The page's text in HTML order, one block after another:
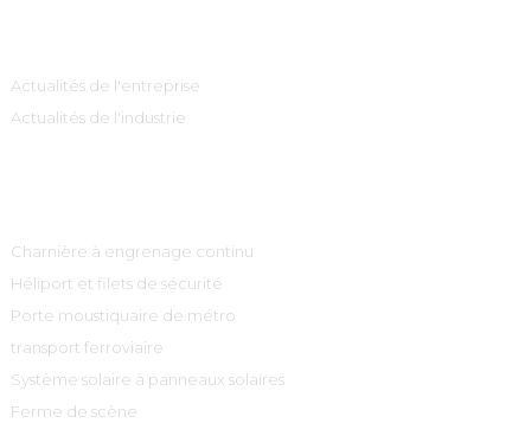
Actualités de l'entreprise
Actualités de l'industrie
Charnière à engrenage continu
Héliport et filets de sécurité
Porte moustiquaire de métro
transport ferroviaire
Système solaire à panneaux solaires
Ferme de scène